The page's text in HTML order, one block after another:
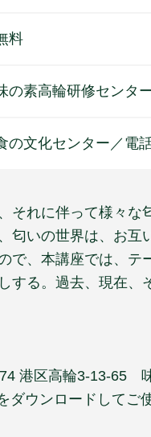
料
の素高輪研修センタ
の文化センター／電
それに伴って様々
匂いの世界は、お
で、本講座では、
する。過去、現在
港区高輪3-13-65
ウンロードしてご